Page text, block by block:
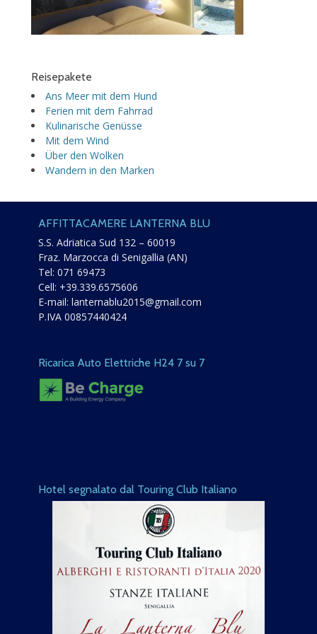
Reisepakete
Ans Meer mit dem Hund
Ferien mit dem Fahrrad
Kulinarische Genüsse
Mit dem Wind
Über den Wolken
Wandern in den Marken
AFFITTACAMERE LANTERNA BLU
S.S. Adriatica Sud 132 – 60019
Fraz. Marzocca di Senigallia (AN)
Tel: 071 69473
Cell: +39.339.6575606
E-mail: lanternablu2015@gmail.com
P.IVA 00857440424
Ricarica Auto Elettriche H24 7 su 7
Hotel segnalato dal Touring Club Italiano